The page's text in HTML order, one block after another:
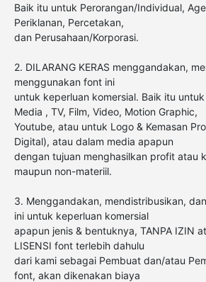
Baik itu untuk Perorangan/Individual,
Periklanan, Percetakan,
dan Perusahaan/Korporasi.
2. DILARANG KERAS menggandakan,
menggunakan font ini
untuk keperluan komersial. Baik itu
Media , TV, Film, Video, Motion Graphic,
Youtube, atau untuk Logo & Kemasan
Digital), atau dalam media apapun
dengan tujuan menghasilkan profit atau
maupun non-materiil.
3. Menggandakan, mendistribusikan,
ini untuk keperluan komersial
apapun jenis & bentuknya, TANPA IZIN
LISENSI font terlebih dahulu
dari kami sebagai Pembuat dan/atau
font, akan dikenakan biaya